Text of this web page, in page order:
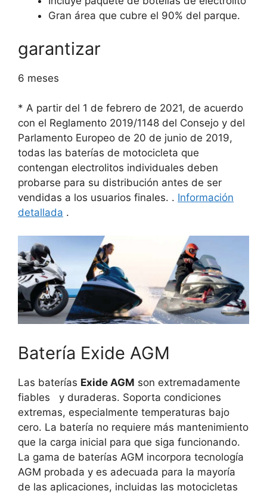
Gran área que cubre el 90% del parque.
garantizar
6 meses
* A partir del 1 de febrero de 2021, de acuerdo
con el Reglamento 2019/1148 del Consejo y del
Parlamento Europeo de 20 de junio de 2019,
todas las baterías de motocicleta que
contengan electrolitos individuales deben
probarse para su distribución antes de ser
vendidas a los usuarios finales. . Información
detallada .
Batería Exide AGM
Las baterías Exide AGM son extremadamente
fiables
y duraderas. Soporta condiciones
extremas, especialmente temperaturas bajo
cero. La batería no requiere más mantenimiento
que la carga inicial para que siga funcionando.
La gama de baterías AGM incorpora tecnología
AGM probada y es adecuada para la mayoría
de las aplicaciones, incluidas las motocicletas